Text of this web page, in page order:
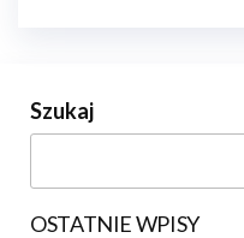
Szukaj
OSTATNIE WPISY